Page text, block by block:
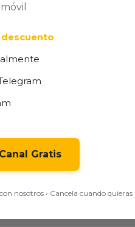
Para quien busque
es una apuesta segura.
Gratis
nosotros • Cancela cuando quieras